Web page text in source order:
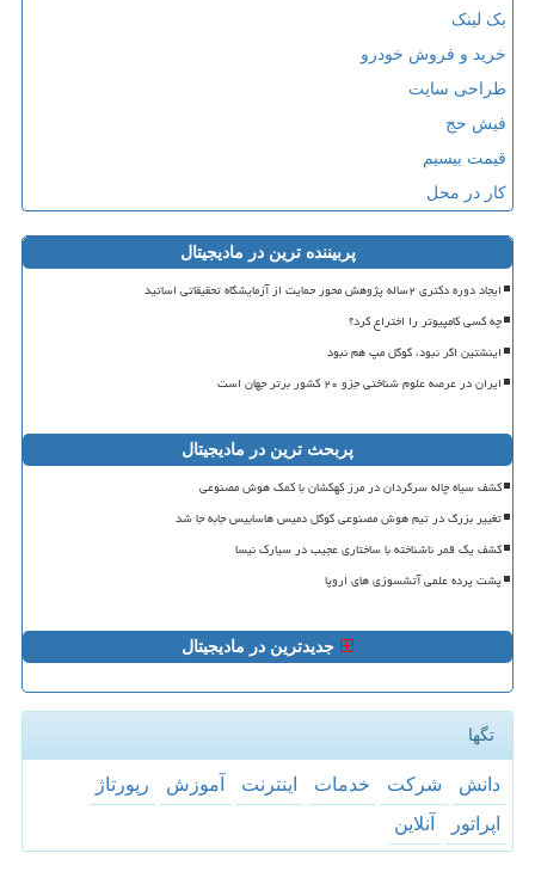
بک لینک
خرید و فروش خودرو
طراحی سایت
فیش حج
قیمت بیسیم
کار در محل
پربیننده ترین در مادیجیتال
ایجاد دوره دکتری ۲ساله پژوهش محور حمایت از آزمایشگاه تحقیقاتی اساتید
چه کسی کامپیوتر را اختراع کرد؟
اینشتین اگر نبود، گوگل مپ هم نبود
ایران در عرصه علوم شناختی جزو ۲۰ کشور برتر جهان است
پربحث ترین در مادیجیتال
کشف سیاه چاله سرگردان در مرز کهکشان با کمک هوش مصنوعی
تغییر بزرگ در تیم هوش مصنوعی گوگل دمیس هاسابیس جابه جا شد
کشف یک قمر ناشناخته با ساختاری عجیب در سیارک نیسا
پشت پرده علمی آتشسوزی های اروپا
جدیدترین در مادیجیتال
تگها
دانش شركت خدمات اینترنت آموزش
رپورتاژ
اپراتور
آنلاین